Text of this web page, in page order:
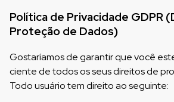
Política de Privacidade GDPR
Proteção de Dados)
Gostaríamos de garantir que você
ciente de todos os seus direitos de
Todo usuário tem direito ao seguinte: